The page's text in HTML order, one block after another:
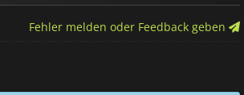
Fehler melden oder Feedback geben